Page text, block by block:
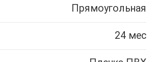
Прямоугольная
24 мес